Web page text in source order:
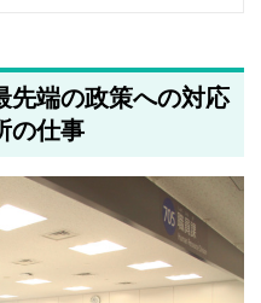
先端の政策への対応
の仕事